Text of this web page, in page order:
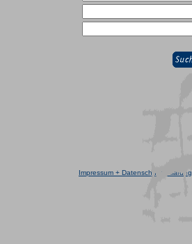
Impressum + Datenschutzerklärung